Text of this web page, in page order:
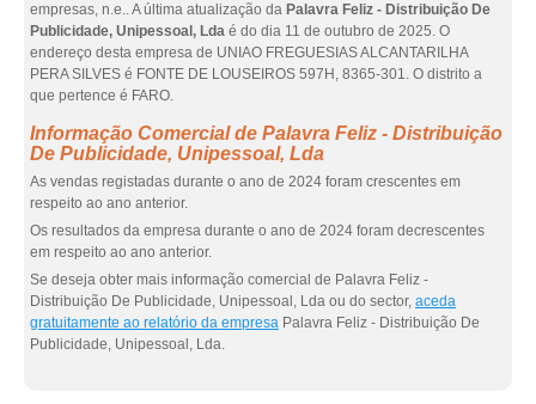
empresas, n.e.. A última atualização da Palavra Feliz - Distribuição De
Publicidade, Unipessoal, Lda é do dia 11 de outubro de 2025. O
endereço desta empresa de UNIAO FREGUESIAS ALCANTARILHA
PERA SILVES é FONTE DE LOUSEIROS 597H, 8365-301. O distrito a
que pertence é FARO.
Informação Comercial de Palavra Feliz - Distribuição
De Publicidade, Unipessoal, Lda
As vendas registadas durante o ano de 2024 foram crescentes em
respeito ao ano anterior.
Os resultados da empresa durante o ano de 2024 foram decrescentes
em respeito ao ano anterior.
Se deseja obter mais informação comercial de Palavra Feliz -
Distribuição De Publicidade, Unipessoal, Lda ou do sector, aceda
gratuitamente ao relatório da empresa Palavra Feliz - Distribuição De
Publicidade, Unipessoal, Lda.